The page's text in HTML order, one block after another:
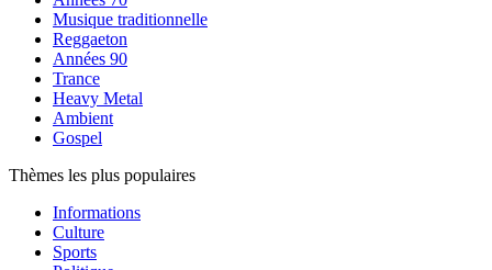
Musique traditionnelle
Reggaeton
Années 90
Trance
Heavy Metal
Ambient
Gospel
Thèmes les plus populaires
Informations
Culture
Sports